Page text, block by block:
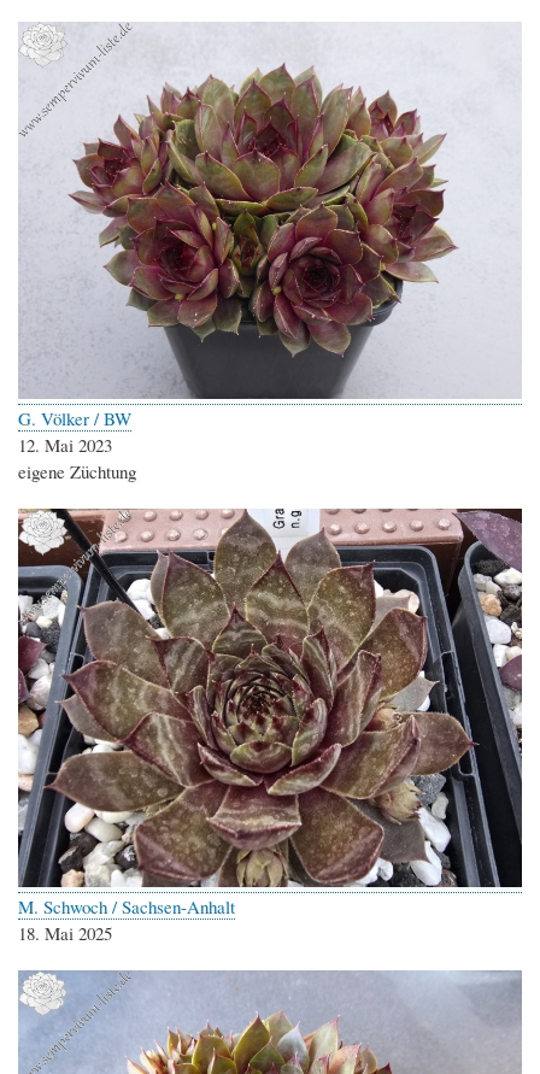
G. Völker / BW
12. Mai 2023
eigene Züchtung
M. Schwoch / Sachsen-Anhalt
18. Mai 2025